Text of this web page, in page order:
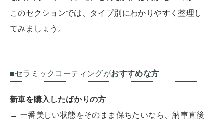
このセクションでは、タイプ別にわかりやすく整理し
てみましょう。
■セラミックコーティングがおすすめな方
新車を購入したばかりの方
→ 一番美しい状態をそのまま保ちたいなら、納車直後